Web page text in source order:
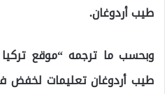
طيب أردوغان.
وبحسب ما ترجمه “موقع
طيب أردوغان تعليمات لخفض